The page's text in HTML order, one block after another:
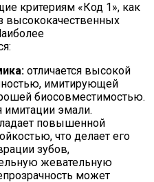
критериям «Код 1», как
высококачественных
отличается высокой
имитирующей
биосовместимостью.
имитации эмали.
повышенной
что делает его
зубов,
жевательную
может